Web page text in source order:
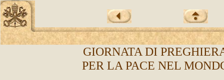
GIORNATA DI
PER LA PACE NEL